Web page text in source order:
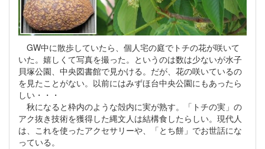
GW中に散歩していたら、個人宅の庭でトチの花が咲いて
いた。嬉しくて写真を撮った。というのは数は少ないが水子
貝塚公園、中央図書館で見かける。だが、花の咲いているの
を見たことがない。以前にはみずほ台中央公園にもあったら
しい・・・
秋になると枠内のような殻内に実が熟す。「トチの実」の
アク抜き技術を獲得した縄文人は結構食したらしい。現代人
は、これを使ったアクセサリーや、「とち餅」でお世話にな
っている。